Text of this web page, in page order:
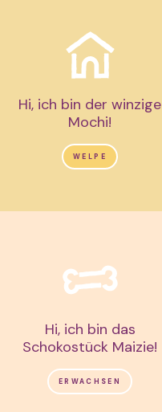
Hi, ich bin der winzige
Mochi!
WELPE
Hi, ich bin das
Schokostück Maizie!
ERWACHSEN